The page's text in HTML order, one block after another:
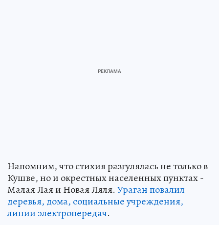
Напомним, что стихия разгулялась не только в
Кушве, но и окрестных населенных пунктах -
Малая Лая и Новая Ляля. Ураган повалил
деревья, дома, социальные учреждения,
линии электропередач.